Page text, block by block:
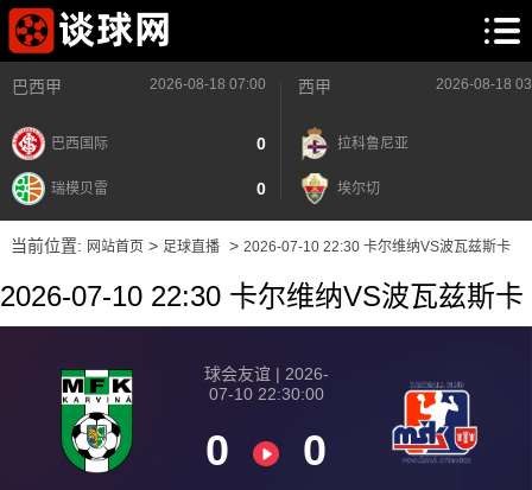
巴西甲 2026-08-18 07:00
巴西国际 0
瑞模贝雷 0
西甲 2026-08-18
拉科鲁尼亚
埃尔切
当前位置: 网站首页> 足球直播> 2026-07-10 22:30 卡尔维纳VS波瓦兹斯卡
2026-07-10 22:30 卡尔维纳VS波瓦兹斯卡
球会友谊 | 2026-
07-10 22:30:00
0 0